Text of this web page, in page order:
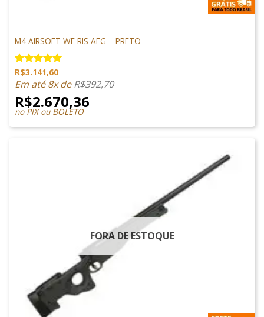
M4 AIRSOFT WE RIS AEG – PRETO
Avaliação
5.00 de 5
R$3.141,60
Em até 8x deR$392,70
R$2.670,36
no PIX ou BOLETO
FORA DE ESTOQUE